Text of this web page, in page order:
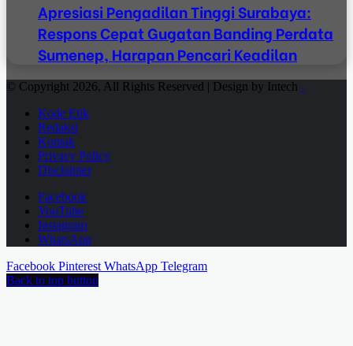
Apresiasi Pengadilan Tinggi Surabaya:
Respons Cepat Gugatan Banding Perdata
Sumenep, Harapan Pencari Keadilan
© Copyright 2026, All Rights Reserved | Design by Intech .
Kode Etik
Redaksi
Kontak
Privacy Policy
Disclaimer
Facebook
YouTube
Instagram
WhatsApp
Facebook Pinterest WhatsApp Telegram
Back to top button